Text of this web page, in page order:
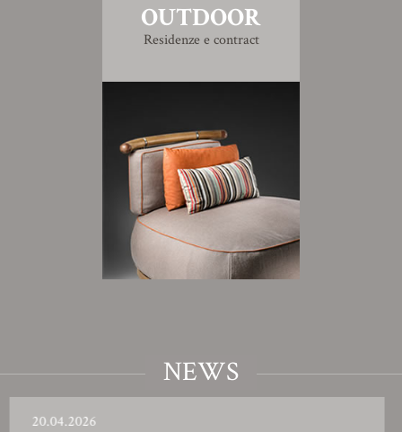
OUTDOOR
Residenze e contract
NEWS